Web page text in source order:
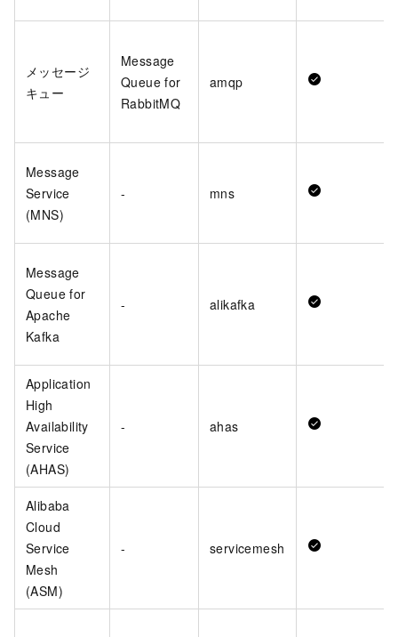
メッセージ
キュー
Message
Queue for
RabbitMQ
amqp
Message
Service
(MNS)
- mns
Message
Queue for
Apache
Kafka
- alikafka
Application
High
Availability
Service
(AHAS)
- ahas
Alibaba
Cloud
Service
Mesh
(ASM)
- servicemesh